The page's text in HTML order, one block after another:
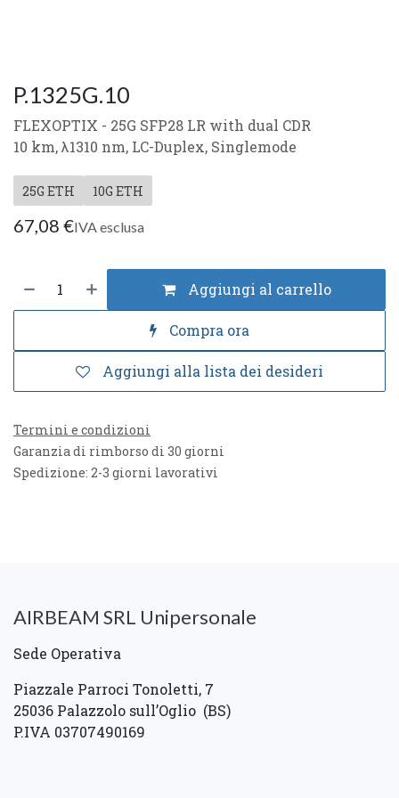
P.1325G.10
FLEXOPTIX - 25G SFP28 LR with dual CDR
10 km, λ1310 nm, LC-Duplex, Singlemode
25G ETH 10G ETH
67,08 €IVA esclusa
Aggiungi al carrello
Compra ora
Aggiungi alla lista dei desideri
Termini e condizioni
Garanzia di rimborso di 30 giorni
Spedizione: 2-3 giorni lavorativi
AIRBEAM SRL Unipersonale
Sede Operativa
Piazzale Parroci Tonoletti, 7
25036 Palazzolo sull’Oglio (BS)
P.IVA 03707490169